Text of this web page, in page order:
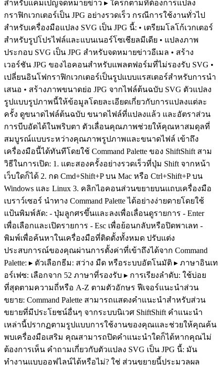
สำหรับแคมเปญจดหมายข่าว ▸ ใครก็ตามที่ต้องการแปลง
กราฟิกเวกเตอร์เป็น JPG อย่างรวดเร็ว กรณีการใช้งานทั่วไป
สำหรับเครื่องมือแปลง SVG เป็น JPG นี้: • เตรียมโลโก้เวกเตอร์
สำหรับรูปโปรไฟล์และแบนเนอร์โซเชียลมีเดีย • แปลงภาพ
ประกอบ SVG เป็น JPG สำหรับจดหมายข่าวอีเมล • สร้าง
เวอร์ชัน JPG ของไอคอนสำหรับแพลตฟอร์มที่ไม่รองรับ SVG •
เปลี่ยนอินโฟกราฟิกเวกเตอร์เป็นรูปแบบแรสเตอร์สำหรับการนำ
เสนอ • สร้างภาพขนาดย่อ JPG จากไฟล์ต้นฉบับ SVG ตัวแปลง
รูปแบบรูปภาพนี้ให้ข้อมูลโดยละเอียดเกี่ยวกับการแปลงแต่ละ
ครั้ง ดูขนาดไฟล์ต้นฉบับ ขนาดไฟล์ที่แปลงแล้ว และอัตราส่วน
การบีบอัดได้ในพริบตา ตัวเลื่อนคุณภาพช่วยให้คุณหาสมดุลที่
สมบูรณ์แบบระหว่างคุณภาพรูปภาพและขนาดไฟล์ เข้าถึง
เครื่องมือนี้ได้ทันทีโดยใช้ Command Palette ของ ShiftShift สาม
วิธีในการเปิด: 1. แตะสองครั้งอย่างรวดเร็วที่ปุ่ม Shift จากหน้า
เว็บใดก็ได้ 2. กด Cmd+Shift+P บน Mac หรือ Ctrl+Shift+P บน
Windows และ Linux 3. คลิกไอคอนส่วนขยายบนแถบเครื่องมือ
เบราว์เซอร์ นำทาง Command Palette ได้อย่างง่ายดายโดยใช้
แป้นพิมพ์ลัด: - ปุ่มลูกศรขึ้นและลงเพื่อเลื่อนดูรายการ - Enter
เพื่อเลือกและเปิดรายการ - Esc เพื่อย้อนกลับหรือปิดพาเลท -
พิมพ์เพื่อค้นหาในเครื่องมือที่ติดตั้งทั้งหมด ปรับแต่ง
ประสบการณ์ของคุณผ่านการตั้งค่าที่เข้าถึงได้จาก Command
Palette: ▸ ตัวเลือกธีม: สว่าง มืด หรือระบบอัตโนมัติ ▸ ภาษาอินเท
อร์เฟซ: เลือกจาก 52 ภาษาที่รองรับ ▸ การเรียงลำดับ: ใช้บ่อย
ที่สุดตามความถี่หรือ A-Z ตามตัวอักษร ฟีเจอร์แนะนำส่วน
ขยาย: Command Palette สามารถแสดงคำแนะนำสำหรับส่วน
ขยายที่มีประโยชน์อื่นๆ จากระบบนิเวศ ShiftShift คำแนะนำ
เหล่านี้ปรากฏตามรูปแบบการใช้งานของคุณและช่วยให้คุณค้น
พบเครื่องมือเสริม คุณสามารถปิดคำแนะนำใดก็ได้หากคุณไม่
ต้องการเห็น คำถามเกี่ยวกับตัวแปลง SVG เป็น JPG นี้: มัน
ทำงานแบบออฟไลน์ได้หรือไม่? ใช่ ส่วนขยายนี้ประมวลผล